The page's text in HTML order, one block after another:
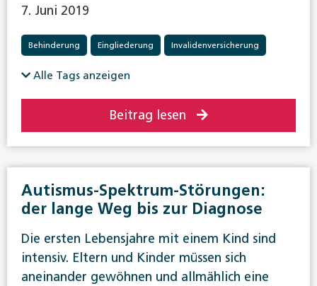
7. Juni 2019
Behinderung Eingliederung Invalidenversicherung
Alle Tags anzeigen
Beitrag lesen
Autismus-Spektrum-Störungen:
der lange Weg bis zur Diagnose
Die ersten Lebensjahre mit einem Kind sind
intensiv. Eltern und Kinder müssen sich
aneinander gewöhnen und allmählich eine